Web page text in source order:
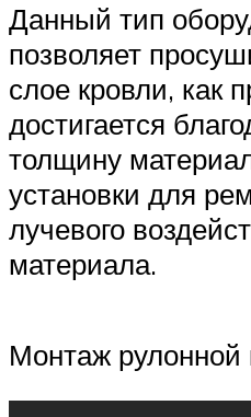
Данный тип
позволяет
слое кровли, как
достигается
толщину
установки для
лучевого
материала.
Монтаж рулонной